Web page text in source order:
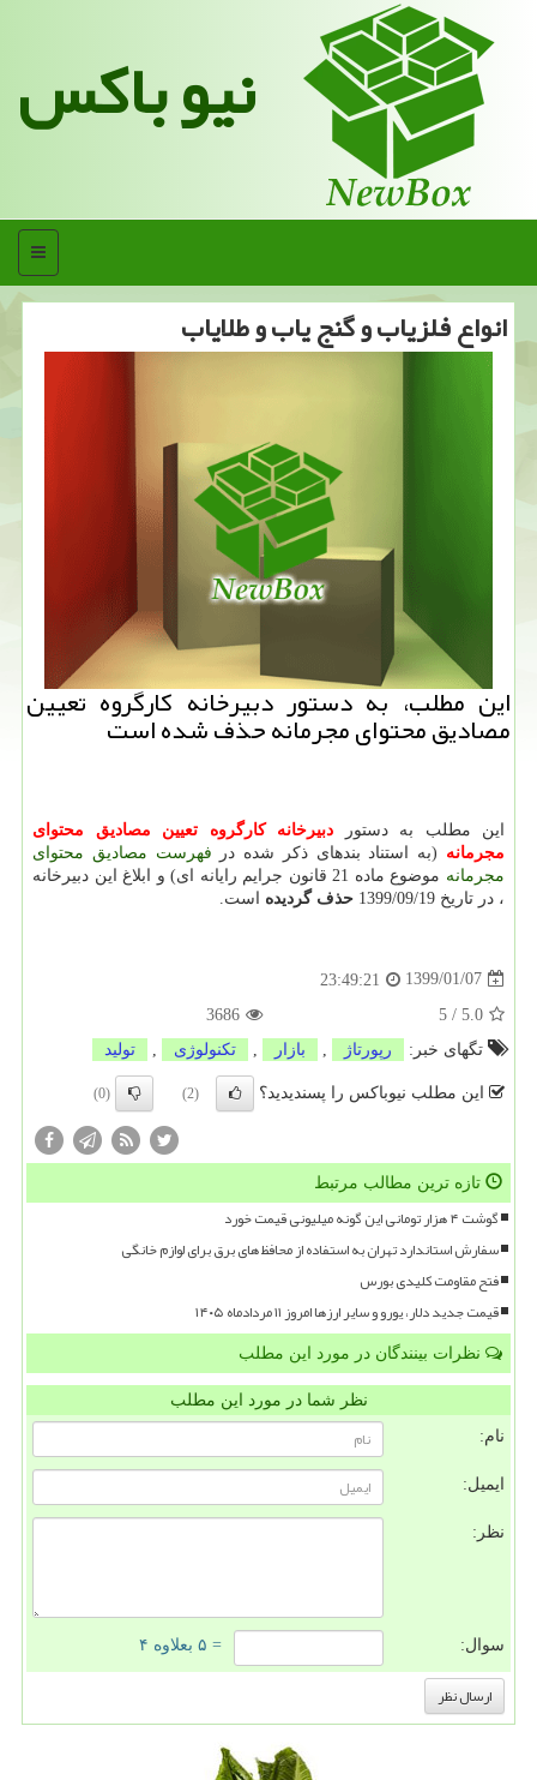
نیو باکس
منو
انواع فلزیاب و گنج یاب و طلایاب
این مطلب، به دستور دبیرخانه كارگروه تعیین
مصادیق محتوای مجرمانه حذف شده است
این مطلب به دستور دبیرخانه كارگروه تعیین مصادیق محتوای
مجرمانه (به استناد بندهای ذکر شده در فهرست مصادیق محتوای
مجرمانه
موضوع ماده 21 قانون جرایم رایانه ای) و ابلاغ این دبیرخانه
، در تاریخ 1399/09/19
حذف گردیده است.
1399/01/07
23:49:21
5.0
/
5
3686
تگهای خبر:
رپورتاژ بازار تكنولوژی تولید
این مطلب نیوباکس را پسندیدید؟ (2)
(0)
تازه ترین مطالب مرتبط
گوشت ۴ هزار تومانی این گونه میلیونی قیمت خورد
سفارش استاندارد تهران به استفاده از محافظ های برق برای لوازم خانگی
فتح مقاومت کلیدی بورس
قیمت جدید دلار، یورو و سایر ارزها امروز ۱۱ مردادماه ۱۴۰۵
نظرات بینندگان در مورد این مطلب
نظر شما در مورد این مطلب
نام:
ایمیل:
نظر:
سوال: = ۵ بعلاوه ۴